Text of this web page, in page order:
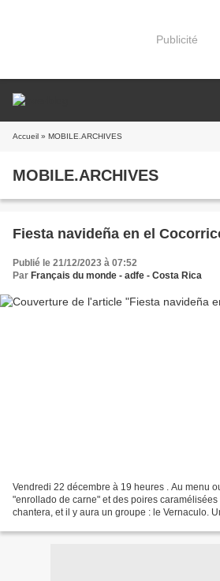
Publicité
Accueil » MOBILE.ARCHIVES
MOBILE.ARCHIVES
Fiesta navideña en el
Publié le 21/12/2023 à 07:52
Par Français du monde - adfe - Costa Rica
Vendredi 22 décembre à 19 heures . Au menu
"enrollado de carne" et des poires
chantera, et il y aura un groupe : le Vernaculo.